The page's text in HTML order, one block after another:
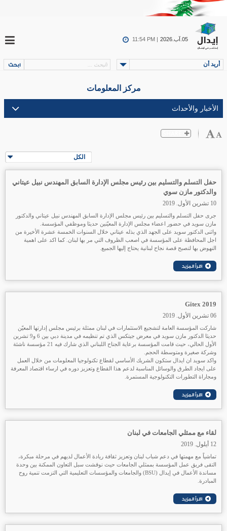
05.آب.2026 11:54 PM |
أريد أن
مركز المعلومات
الكل
حفل التسلم والتسليم بين رئيس مجلس الإدارة السابق المهندس نبيل عيتاني
والدكتور مازن سوي
10 تشرين الأول. 2019
جرى حفل التسلم والتسليم بين رئيس مجلس الإدارة السابق المهندس نبيل عيتاني والدكتور
مازن سويد في حضور اعضاء مجلس الإدارة المعيّنين حديثا وموظفي المؤسسة.
واثنى الدكتور سويد على الجهد الذي بذله عيتاني خلال السنوات الخمسة عشرة الأخيرة من
اجل المحافظة على المؤسسة في اصعب الظروف التي مر بها لبنان. كما اكد على اهمية
النهوض بها لتصبح قصة نجاح لبنانية يحتاج إليها الجميع.
Gitex 2019
06 تشرين الأول. 2019
شاركت المؤسسة العامة لتشجيع الاستثمارات في لبنان ممثلة برئيس مجلس إدارتها المعيّن
حديثا الدكتور مازن سويد في معرض جيتكس الذي تم تنظيمه في مدينة دبي بين 6 و9 تشرين
الأول الحالي، حيث قامت المؤسسة برعاية الجناح اللبناني الذي شارك فيه 21 مؤسسة ناشئة
وشركة صغيرة ومتوسطة الحجم.
واكد سويد ان ايدال ستكون الشريك الأساسي لقطاع تكنولوجيا المعلومات من خلال العمل
على ايجاد الطرق والوسائل المناسبة لدعم هذا القطاع وتعزيز دوره في ارساء اقتصاد المعرفة
ومجاراة التطورات التكنولوجية المستمرة.
لقاء مع ممثلي الجامعات في لبنان
12 أيلول. 2019
تماشياً مع مهمتها في دعم شباب لبنان وتعزيز ثقافة ريادة الأعمال لديهم في مرحلة مبكرة،
التقى فريق عمل المؤسسة بممثلي الجامعات حيث نوقشت سبل التعاون الممكنة بين وحدة
مساندة الأعمال في إيدال (BSU) والجامعات والمؤسسات التعليمية التي التزمت تنمية روح
المبادرة.